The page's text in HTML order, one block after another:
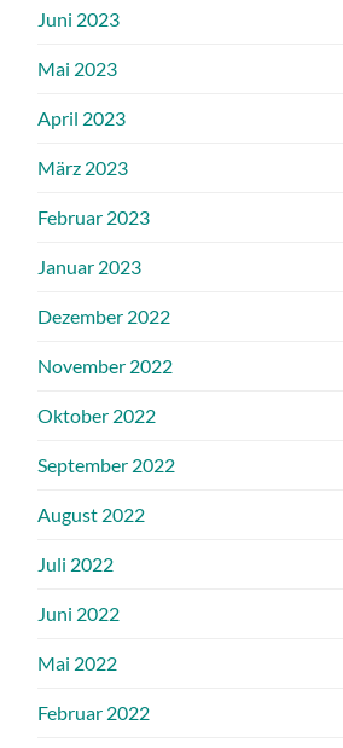
Juni 2023
Mai 2023
April 2023
März 2023
Februar 2023
Januar 2023
Dezember 2022
November 2022
Oktober 2022
September 2022
August 2022
Juli 2022
Juni 2022
Mai 2022
Februar 2022